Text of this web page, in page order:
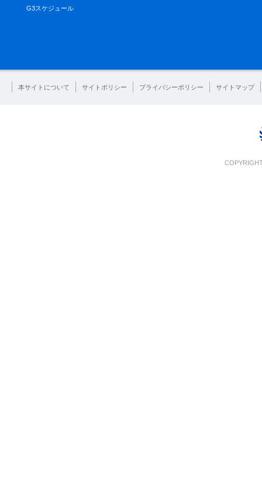
G3スケジュール
本サイトについて サイトポリシー プライバシーポリシー サイトマップ